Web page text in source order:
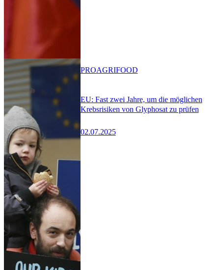
EU: Fast zwei Jahre, um die möglichen
Krebsrisiken von Glyphosat zu prüfen
02.07.2025
PROAGRIFOOD